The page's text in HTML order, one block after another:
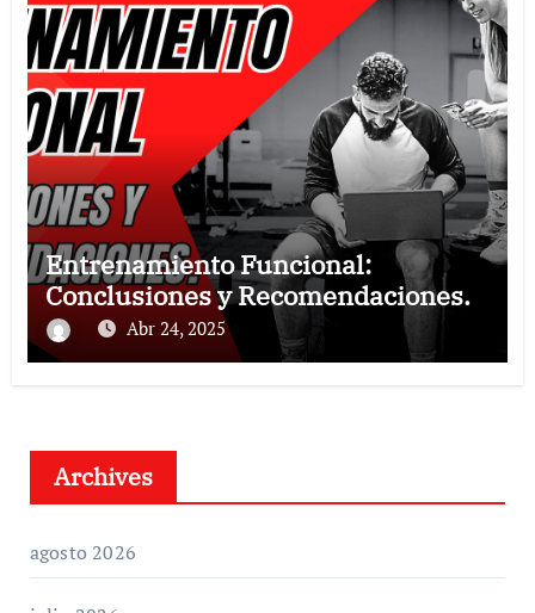
Entrenamiento Funcional:
Conclusiones y Recomendaciones.
Abr 24, 2025
Archives
agosto 2026